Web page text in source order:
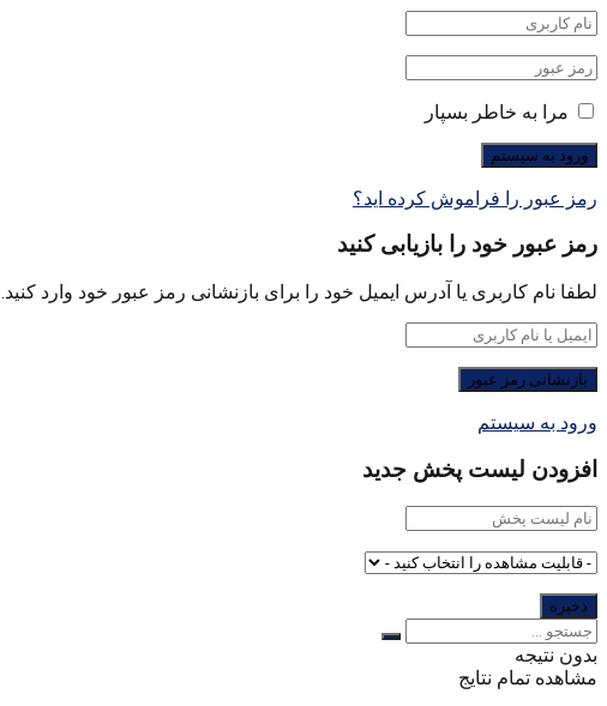
مرا به خاطر بسپار
رمز عبور را فراموش کرده اید؟
رمز عبور خود را بازیابی کنید
لطفا نام کاربری یا آدرس ایمیل خود را برای بازنشانی رمز عبور خود وارد کنید.
ورود به سیستم
افزودن لیست پخش جدید
بدون نتیجه
مشاهده تمام نتایج